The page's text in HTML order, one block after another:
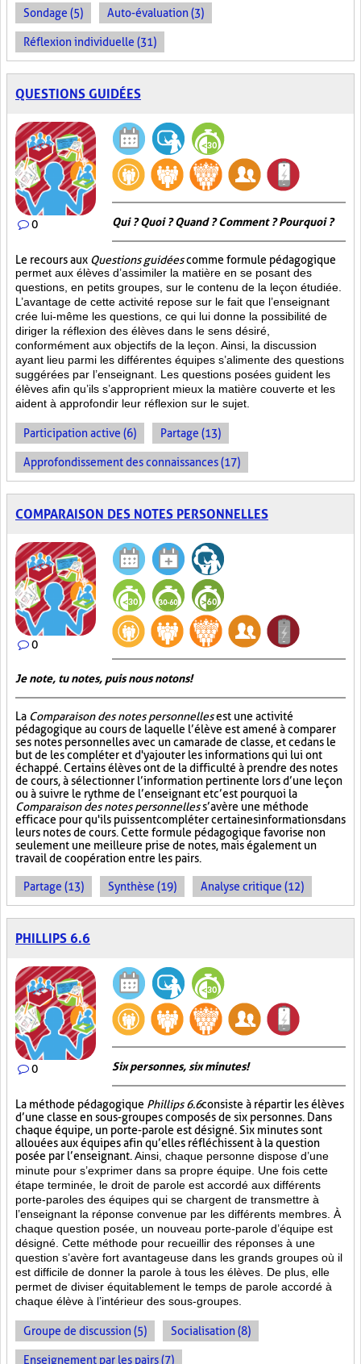
Sondage (5) Auto-évaluation (3)
Réflexion individuelle (31)
QUESTIONS GUIDÉES
0 Qui ? Quoi ? Quand ? Comment ? Pourquoi ?
Le recours aux Questions guidéescomme formule pédagogique
permet aux élèves d’assimiler la matière en se posant des
questions, en petits groupes, sur le contenu de la leçon étudiée.
L’avantage de cette activité repose sur le fait que l’enseignant
crée lui-même les questions, ce qui lui donne la possibilité de
diriger la réflexion des élèves dans le sens désiré,
conformément aux objectifs de la leçon. Ainsi, la discussion
ayant lieu parmi les différentes équipes s’alimente des questions
suggérées par l’enseignant. Les questions posées guident les
élèves afin qu’ils s’approprient mieux la matière couverte et les
aident à approfondir leur réflexion sur le sujet.
Participation active (6) Partage (13)
Approfondissement des connaissances (17)
COMPARAISON DES NOTES PERSONNELLES
0
Je note, tu notes, puis nous notons!
La Comparaison des notes personnellesest une activité
pédagogique au cours de laquelle l’élève est amené à comparer
ses notes personnelles avec un camarade de classe, et ce dans le
but de les compléter et d'y ajouter les informations qui lui ont
échappé. Certains élèves ont de la difficulté à prendre des notes
de cours, à sélectionner l’information pertinente lors d’une leçon
ou à suivre le rythme de l’enseignant et c’est pourquoi la
Comparaison des notes personnelless’avère une méthode
efficace pour qu'ils puissent compléter certaines informations dans
leurs notes de cours. Cette formule pédagogique favorise non
seulement une meilleure prise de notes, mais également un
travail de coopération entre les pairs.
Partage (13) Synthèse (19) Analyse critique (12)
PHILLIPS 6.6
0 Six personnes, six minutes!
La méthode pédagogique Phillips 6.6consiste à répartir les élèves
d’une classe en sous-groupes composés de six personnes. Dans
chaque équipe, un porte-parole est désigné. Six minutes sont
allouées aux équipes afin qu’elles réfléchissent à la question
posée par l’enseignant. Ainsi, chaque personne dispose d’une
minute pour s’exprimer dans sa propre équipe. Une fois cette
étape terminée, le droit de parole est accordé aux différents
porte-paroles des équipes qui se chargent de transmettre à
l’enseignant la réponse convenue par les différents membres. À
chaque question posée, un nouveau porte-parole d’équipe est
désigné. Cette méthode pour recueillir des réponses à une
question s’avère fort avantageuse dans les grands groupes où il
est difficile de donner la parole à tous les élèves. De plus, elle
permet de diviser équitablement le temps de parole accordé à
chaque élève à l’intérieur des sous-groupes.
Groupe de discussion (5) Socialisation (8)
Enseignement par les pairs (7)